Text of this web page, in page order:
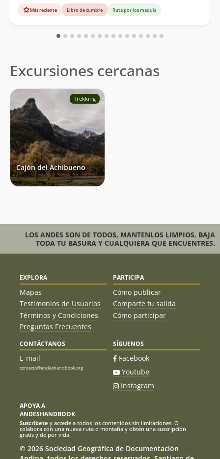
Más reciente Libro de cumbre Ruta por los maquis
Excursiones cercanas
Trekking
Cajón del Achibueno
LOS ANDES SON DE TODOS, MANTENLOS LIMPIOS. BAJA
TODA TU BASURA Y CUALQUIERA QUE ENCUENTRES.
EXPLORA
Mapas
Testimonios de Usuarios
Términos y Condiciones
Preguntas Frecuentes
PARTICIPA
Cómo publicar
Comparte tu salida
Cómo participar
CONTÁCTANOS
E-mail
contacto@andeshandbook.org
SÍGUENOS
Facebook
Youtube
Instagram
APOYA A
ANDESHANDBOOK
Suscríbete y accede a todos los contenidos sin limitaciones. O
colabora con una nueva ruta o montaña y obtén una suscripción
gratis y de por vida.
© 2026 Sociedad Geográfica de Documentación